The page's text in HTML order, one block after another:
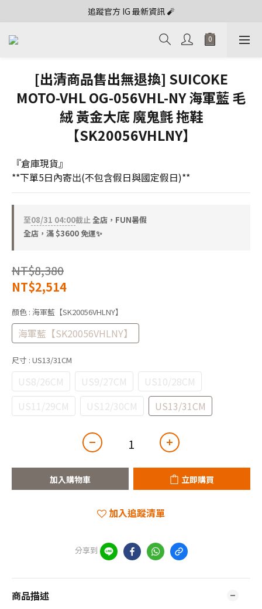
追蹤官方 IG 最新資訊 🧨
[出清商品售出無退換] SUICOKE
MOTO-VHL OG-056VHL-NY 海軍藍 毛
絨 黃金大底 魔鬼氈 拖鞋
【SK20056VHLNY】
『倉庫現貨』
**下單5日內寄出(不包含假日與國定假日)**
至08/31 04:00截止全店，FUN暑假
全店，滿 $3600 免運✨
NT$8,380
NT$2,514
顏色 : 海軍藍【SK20056VHLNY】
海軍藍【SK20056VHLNY】
尺寸 : US13/31CM
US8/26CM US9/27CM
US10/28CM
US11/29CM
US12/30CM US13/31CM
加入購物車 立即購買
加入追蹤清單
分享到
商品描述